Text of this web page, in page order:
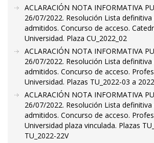
ACLARACIÓN NOTA INFORMATIVA
26/07/2022. Resolución Lista
admitidos. Concurso de acceso.
Universidad. Plaza CU_2022_02
ACLARACIÓN NOTA INFORMATIVA
26/07/2022. Resolución Lista
admitidos. Concurso de acceso.
Universidad. Plazas TU_2022-03 a
ACLARACIÓN NOTA INFORMATIVA
26/07/2022. Resolución Lista
admitidos. Concurso de acceso.
Universidad plaza vinculada. Plazas
TU_2022-22V